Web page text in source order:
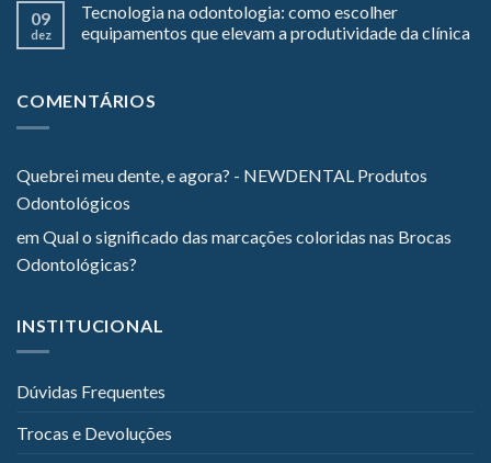
09
dez
Tecnologia na odontologia: como escolher
equipamentos que elevam a produtividade da clínica
COMENTÁRIOS
Quebrei meu dente, e agora? - NEWDENTAL Produtos
Odontológicos
emQual o significado das marcações coloridas nas Brocas
Odontológicas?
INSTITUCIONAL
Dúvidas Frequentes
Trocas e Devoluções